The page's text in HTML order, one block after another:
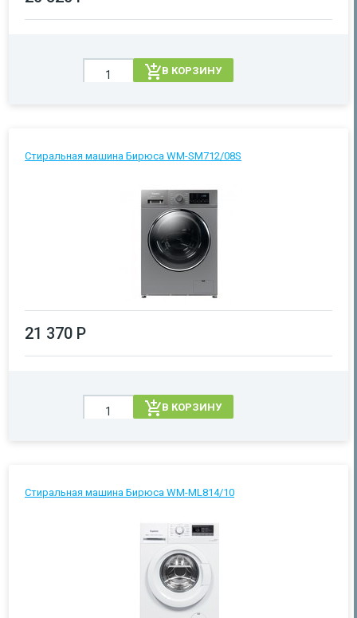
В КОРЗИНУ
Стиральная машина Бирюса WM-SM712/08S
21 370 Р
В КОРЗИНУ
Стиральная машина Бирюса WM-ML814/10